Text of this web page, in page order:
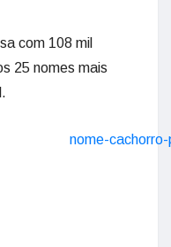
com 108 mil
25 nomes mais